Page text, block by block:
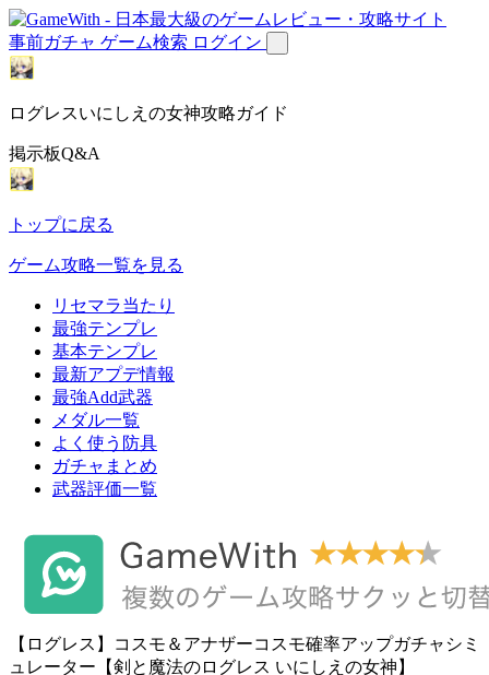
事前ガチャ ゲーム検索 ログイン
ログレスいにしえの女神攻略ガイド
掲示板Q&A
トップに戻る
ゲーム攻略一覧を見る
リセマラ当たり
最強テンプレ
基本テンプレ
最新アプデ情報
最強Add武器
メダル一覧
よく使う防具
ガチャまとめ
武器評価一覧
【ログレス】コスモ＆アナザーコスモ確率アップガチャシミ
ュレーター【剣と魔法のログレス いにしえの女神】